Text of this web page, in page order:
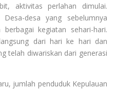
aktivitas perlahan dimulai.
desa yang sebelumnya
kegiatan sehari-hari.
dari hari ke hari dan
telah diwariskan dari generasi
jumlah penduduk Kepulauan